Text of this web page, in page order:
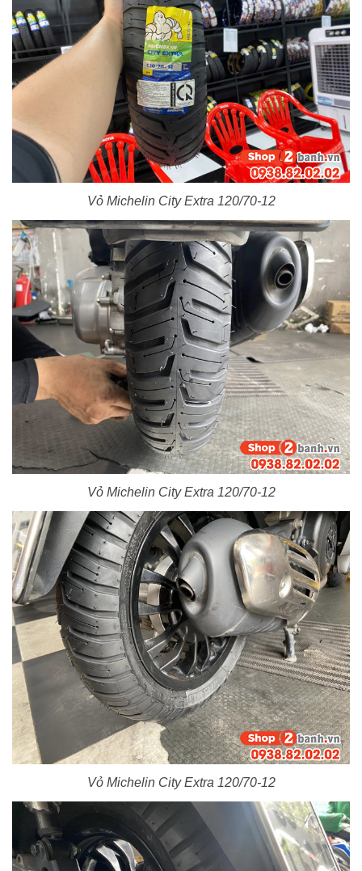
Vỏ Michelin City Extra 120/70-12
Vỏ Michelin City Extra 120/70-12
Vỏ Michelin City Extra 120/70-12